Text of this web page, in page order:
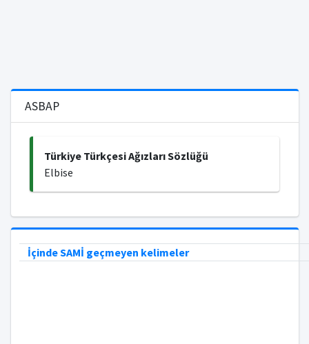
ASBAP
Türkiye Türkçesi Ağızları Sözlüğü
Elbise
İçinde SAMİ geçmeyen kelimeler